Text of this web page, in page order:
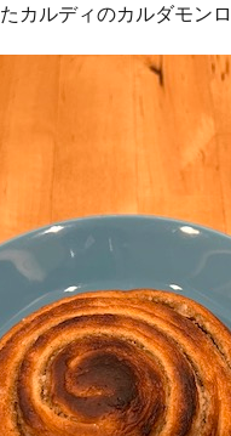
カルディのカルダモンロ